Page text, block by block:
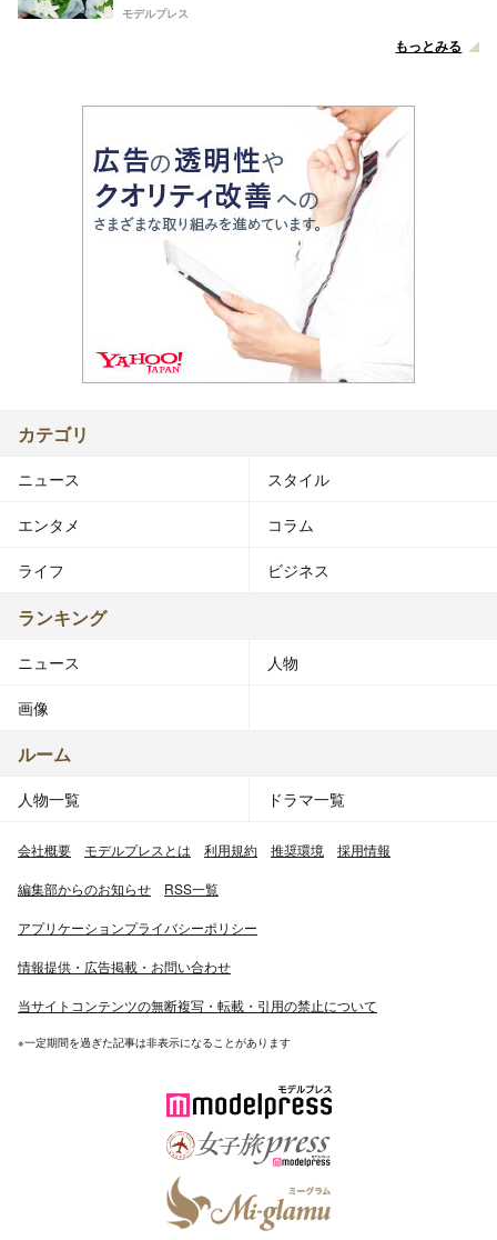
モデルプレス
もっとみる
カテゴリ
ニュース スタイル
エンタメ コラム
ライフ ビジネス
ランキング
ニュース 人物
画像
ルーム
人物一覧 ドラマ一覧
会社概要 モデルプレスとは 利用規約 推奨環境 採用情報
編集部からのお知らせ RSS一覧
アプリケーションプライバシーポリシー
情報提供・広告掲載・お問い合わせ
当サイトコンテンツの無断複写・転載・引用の禁止について
※一定期間を過ぎた記事は非表示になることがあります